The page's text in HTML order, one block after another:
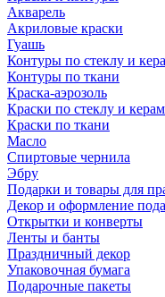
Акварель
Акриловые краски
Гуашь
Контуры по стеклу и
Контуры по ткани
Краска-аэрозоль
Краски по стеклу и
Краски по ткани
Масло
Спиртовые чернила
Эбру
Подарки и товары для
Декор и оформление
Открытки и конверты
Ленты и банты
Праздничный декор
Упаковочная бумага
Подарочные пакеты